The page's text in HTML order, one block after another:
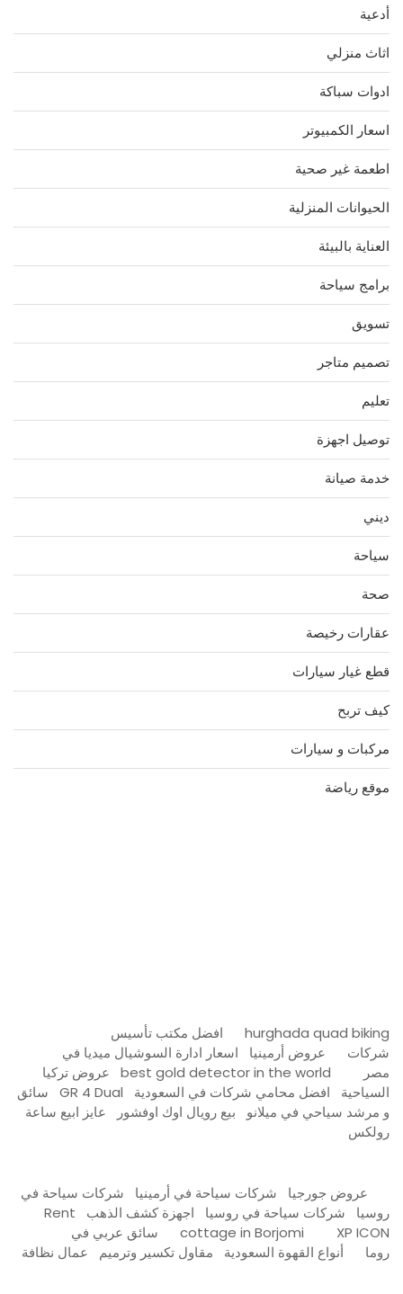
أدعية
اثاث منزلي
ادوات سباكة
اسعار الكمبيوتر
اطعمة غير صحية
الحيوانات المنزلية
العناية بالبيئة
برامج سياحة
تسويق
تصميم متاجر
تعليم
توصيل اجهزة
خدمة صيانة
ديني
سياحة
صحة
عقارات رخيصة
قطع غيار سيارات
كيف تربح
مركبات و سيارات
موقع رياضة
hurghada quad biking
افضل مكتب تأسيس
شركات
عروض أرمينيا
اسعار ادارة السوشيال ميديا في
مصر
best gold detector in the world
عروض تركيا
السياحية
افضل محامي شركات في السعودية GR 4 Dual
سائق
و مرشد سياحي في ميلانو
بيع رويال اوك اوفشور
عايز ابيع ساعة
رولكس
عروض جورجيا شركات سياحة في أرمينيا
شركات سياحة في
روسيا
شركات سياحة في روسيا اجهزة كشف الذهب
Rent
cottage in Borjomi
XP ICON
سائق عربي في
روما
أنواع القهوة السعودية مقاول تكسير وترميم عمال نظافة